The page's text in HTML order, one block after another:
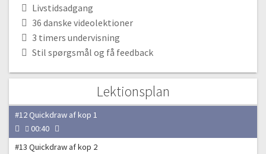
Livstidsadgang
36 danske videolektioner
3 timers undervisning
Stil spørgsmål og få feedback
Lektionsplan
#9 Tegn en kop | Del 1
#10 Tegn en kop | Del 2
#12 Quickdraw af kop 1
00:40
#13 Quickdraw af kop 2